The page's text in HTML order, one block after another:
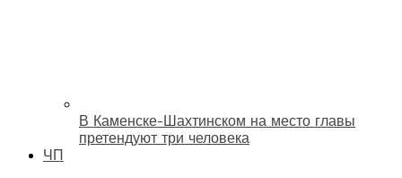
В Каменске-Шахтинском на место главы
претендуют три человека
ЧП